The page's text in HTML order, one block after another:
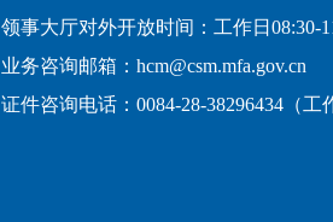
领事大厅对外开放时间：工作日08:30-
业务咨询邮箱：hcm@csm.mfa.gov.cn
证件咨询电话：0084-28-38296434（工